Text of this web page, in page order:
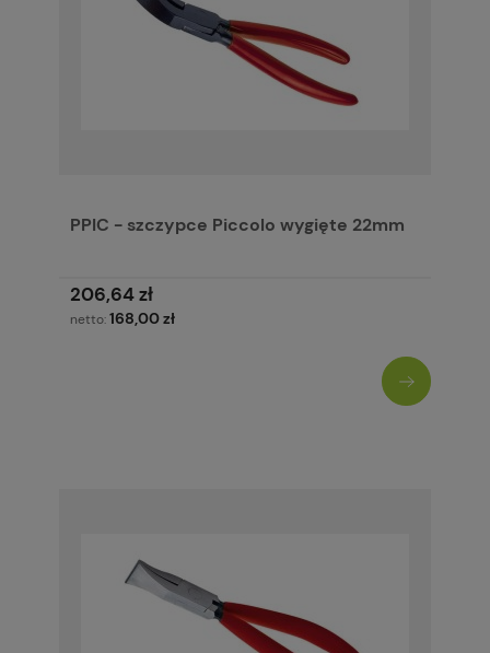
PPIC - szczypce Piccolo wygięte 22mm
206,64 zł
netto:168,00 zł